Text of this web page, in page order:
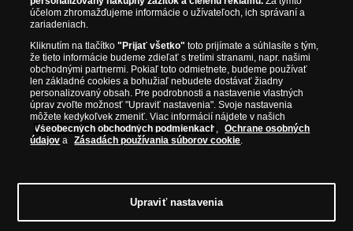
Austrálska mincovňa Perth. Spoločnosť svojim zákazníkom a
zberateľom garantuje, že všetky produkty sú v originálnej a v
autentickosti.
účelom zhromažďujeme informácie o užívateľoch, ich správaní a
zariadeniach.
Kliknutím na tlačítko"Prijať všetko" toto prijímate a súhlasíte s tým,
že tieto informácie budeme zdieľať s tretími stranami, napr. našimi
obchodnými partnermi. Pokiaľ toto odmietnete, budeme používať
len základné cookies a bohužiaľ nebudete dostávať žiadny
personalizovaný obsah. Pre podrobnosti a nastavenie vlastných
úprav zvoľte možnosť "Upraviť nastavenia". Svoje nastavenia
môžete kedykoľvek zmeniť. Viac informácií nájdete v našich
Všeobecných obchodných podmienkach ,
Ochrane osobných
údajov a Zásadách používania súborov cookie.
Upraviť nastavenia